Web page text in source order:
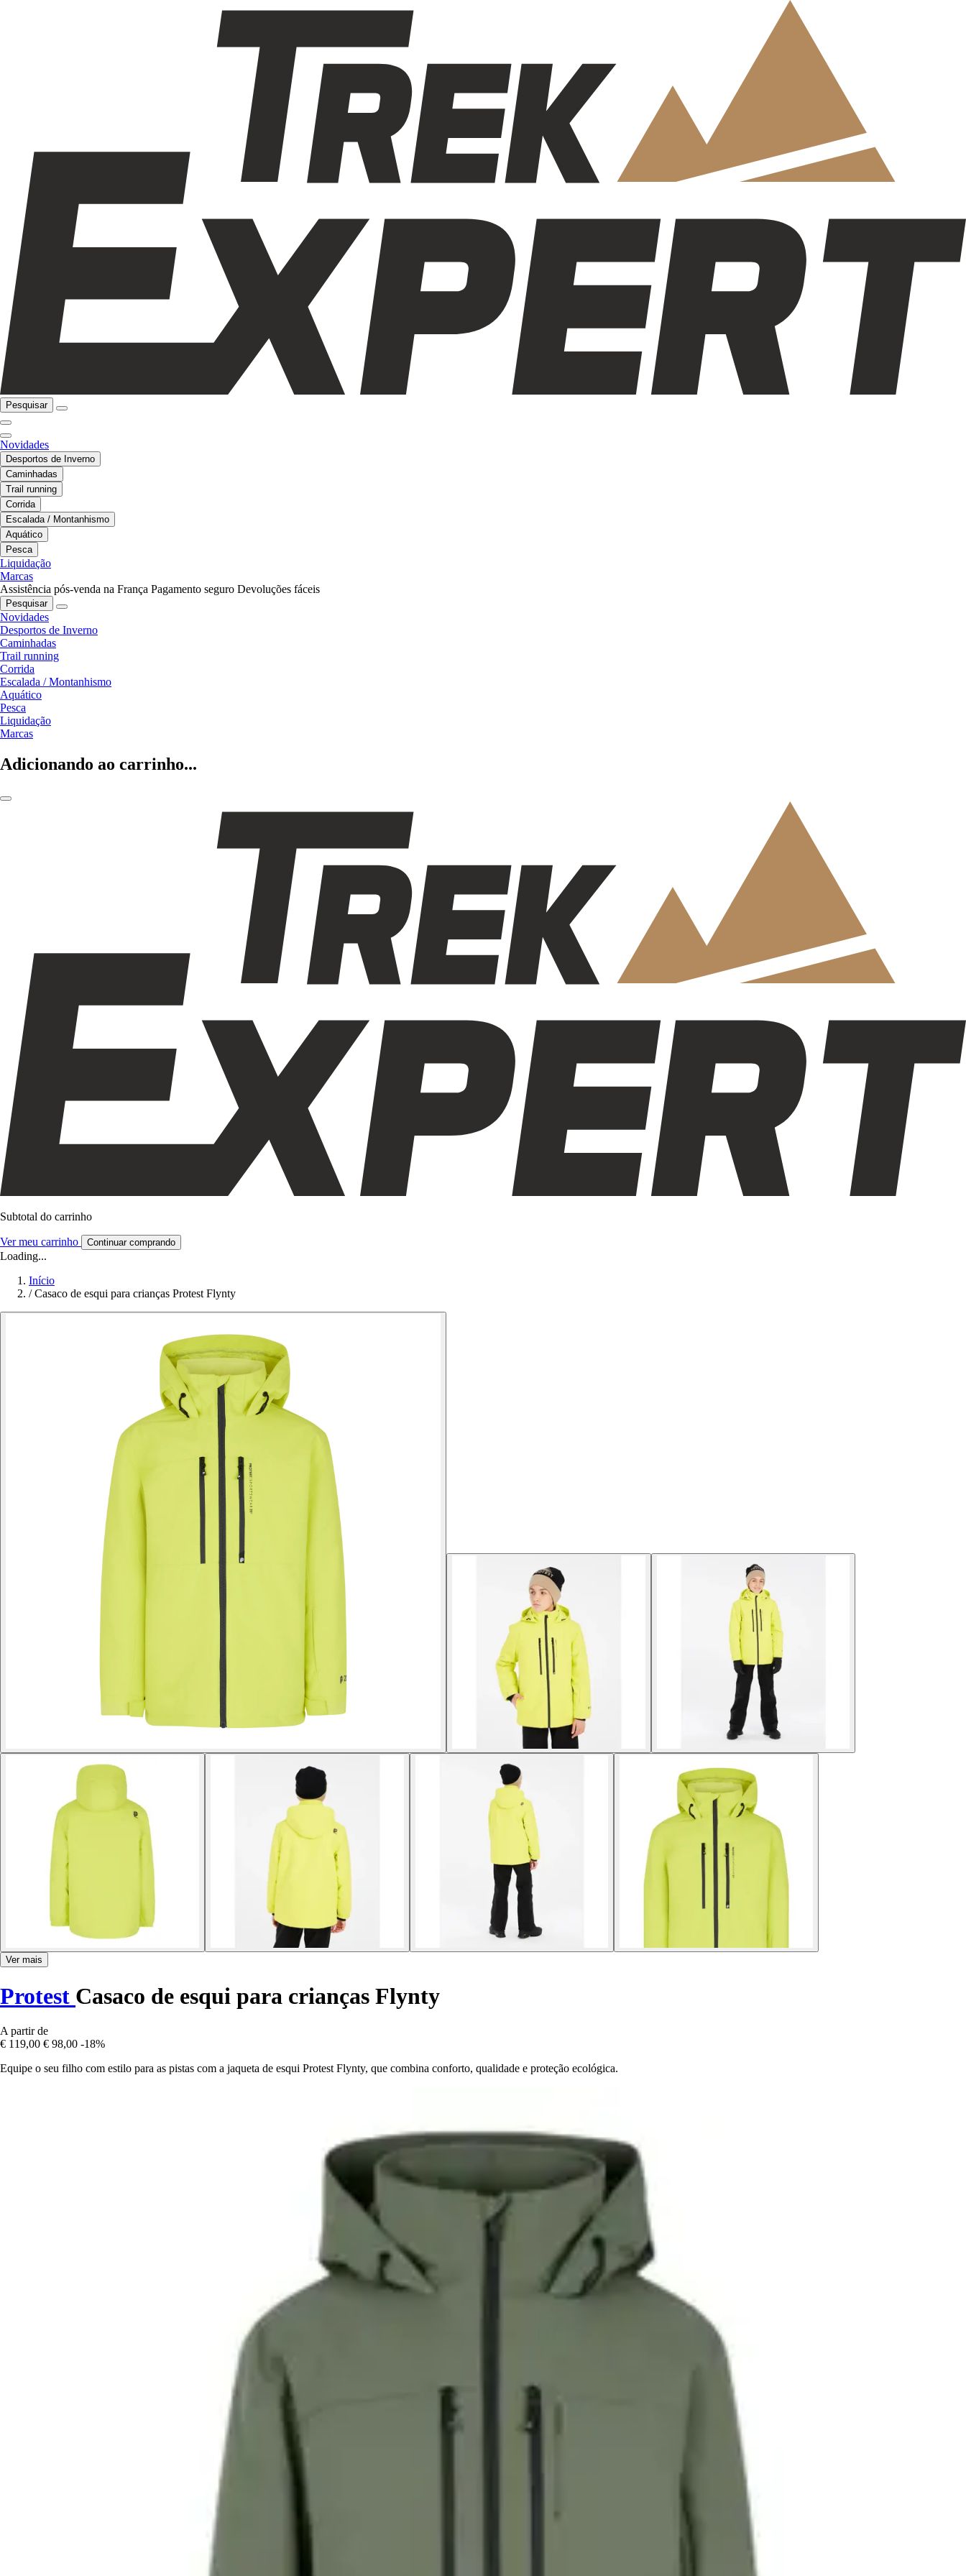
Pesquisar
Novidades
Desportos de Inverno
Caminhadas
Trail running
Corrida
Escalada / Montanhismo
Aquático
Pesca
Liquidação
Marcas
Assistência pós-venda na França Pagamento seguro Devoluções fáceis
Pesquisar
Novidades
Desportos de Inverno
Caminhadas
Trail running
Corrida
Escalada / Montanhismo
Aquático
Pesca
Liquidação
Marcas
Adicionando ao carrinho...
Subtotal do carrinho
Ver meu carrinho Continuar comprando
Loading...
Início
/ Casaco de esqui para crianças Protest Flynty
Ver mais
Protest Casaco de esqui para crianças Flynty
A partir de
€ 119,00 € 98,00 -18%
Equipe o seu filho com estilo para as pistas com a jaqueta de esqui Protest Flynty, que combina conforto, qualidade e proteção ecológica.